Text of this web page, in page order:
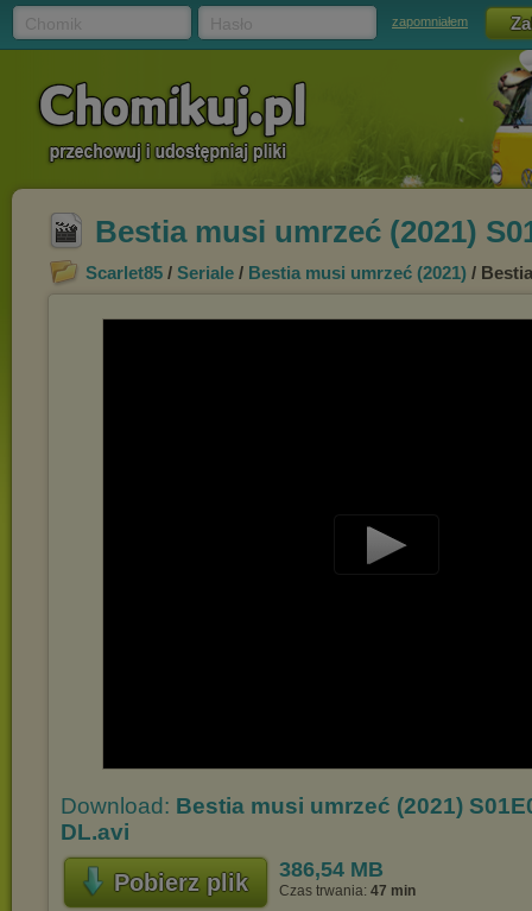
zapomniałem
Bestia musi umrzeć (2021)
Scarlet85 / Seriale / Bestia musi umrzeć (2021) /
Download: Bestia musi umrzeć (2021)
DL.avi
Pobierz plik 386,54 MB
Czas trwania: 47 min